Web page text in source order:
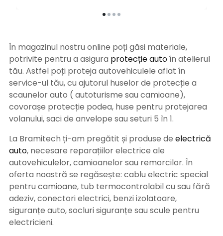
În magazinul nostru online poți găsi materiale,
potrivite pentru a asigura protecție autoîn atelierul
tău. Astfel poți proteja autovehiculele aflat în
service-ul tău, cu ajutorul huselor de protecție a
scaunelor auto ( autoturisme sau camioane),
covorașe protecție podea, huse pentru protejarea
volanului, saci de anvelope sau seturi 5 în 1.
La Bramitech ți-am pregătit și produse de electrică
auto, necesare reparațiilor electrice ale
autovehiculelor, camioanelor sau remorcilor. În
oferta noastră se regăsește: cablu electric special
pentru camioane, tub termocontrolabil cu sau fără
adeziv, conectori electrici, benzi izolatoare,
siguranțe auto, socluri siguranțe sau scule pentru
electricieni.